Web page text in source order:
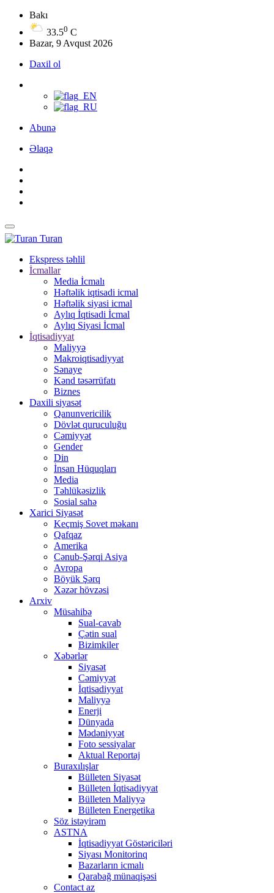
Bakı
33.50 C
Bazar, 9 Avqust 2026
Daxil ol
Abunə
Əlaqə
Turan
Ekspress təhlil
İcmallar
Media İcmalı
Həftəlik iqtisadi icmal
Həftəlik siyasi icmal
Aylıq İqtisadi İcmal
Aylıq Siyasi İcmal
İqtisadiyyat
Maliyyə
Makroiqtisadiyyat
Sənaye
Kənd təsərrüfatı
Biznes
Daxili siyasət
Qanunvericilik
Dövlət quruculuğu
Cəmiyyət
Gender
Din
İnsan Hüquqları
Media
Təhlükəsizlik
Sosial sahə
Xarici Siyasət
Keçmiş Sovet məkanı
Qafqaz
Amerika
Cənub-Şərqi Asiya
Avropa
Böyük Şərq
Xəzər hövzəsi
Arxiv
Müsahibə
Sual-cavab
Çətin sual
Bizimkiler
Xəbərlər
Siyasət
Cəmiyyət
İqtisadiyyat
Maliyyə
Enerji
Dünyada
Mədəniyyət
Foto sessiyalar
Aktual Reportaj
Buraxılışlar
Bülleten Siyasət
Bülleten İqtisadiyyat
Bülleten Maliyyə
Bülleten Energetika
Söz istəyirəm
ASTNA
İqtisadiyyat Göstəriciləri
Siyası Monitorinq
Bazarların icmalı
Qarabağ münaqişəsi
Contact az